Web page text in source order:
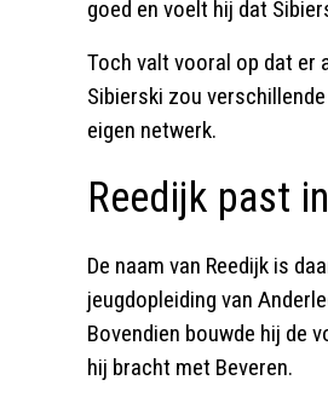
goed en voelt hij dat
Toch valt vooral op dat er
Sibierski zou
eigen netwerk.
Reedijk past
De naam van Reedijk is
jeugdopleiding van
Bovendien bouwde hij de
hij bracht met Beveren.